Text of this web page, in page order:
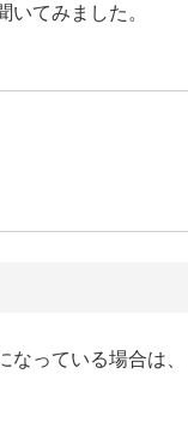
てみました。
っている場合は、